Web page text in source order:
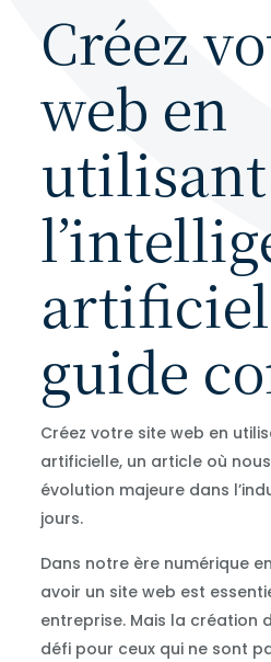
Créez
web en
utilisant
guide
Créez votre site web en
artificielle, un article où
évolution majeure dans
jours.
Dans notre ère numérique
avoir un site web est
entreprise. Mais la création
défi pour ceux qui ne sont